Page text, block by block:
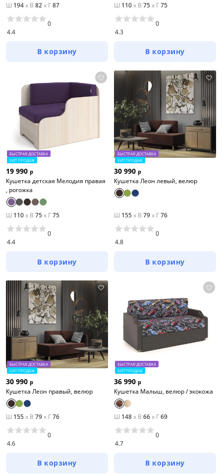
Ш 194x В 82x Г87
4.4
0
В корзину
Ш 110x В 75x Г75
4.3
0
В корзину
БЫСТРАЯ ДОСТАВКА
ХИТ ПРОДАЖ
19 990 р
Кушетка детская Мелодия правая
, рогожка
Ш 110x В 75x Г75
4.4
0
В корзину
БЫСТРАЯ ДОСТАВКА
ХИТ ПРОДАЖ
30 990 р
Кушетка Леон левый, велюр
Ш 155x В 79x Г76
4.8
0
В корзину
БЫСТРАЯ ДОСТАВКА
ХИТ ПРОДАЖ
30 990 р
Кушетка Леон правый, велюр
Ш 155x В 79x Г76
4.6
0
В корзину
БЫСТРАЯ ДОСТАВКА
ХИТ ПРОДАЖ
36 990 р
Кушетка Малыш, велюр / экокожа
Ш 148x В 66x Г69
4.7
0
В корзину